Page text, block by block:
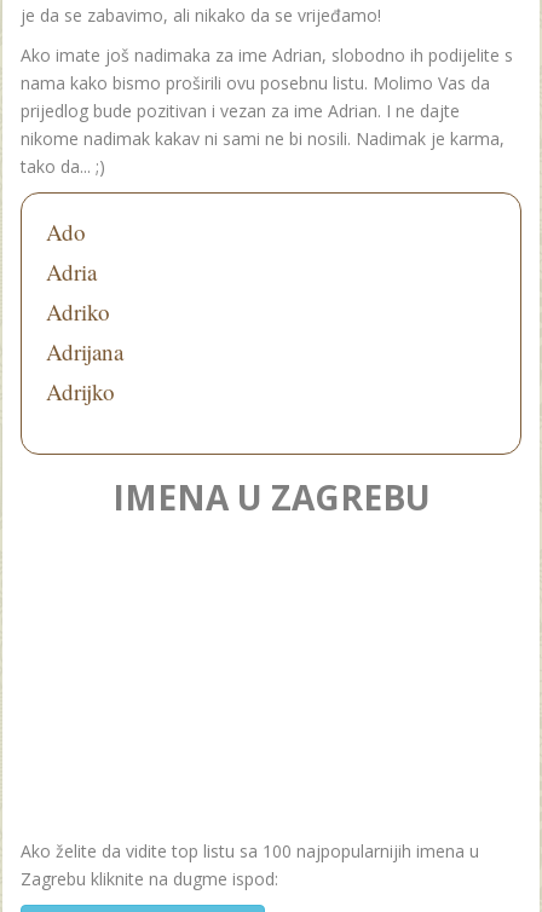
je da se zabavimo, ali nikako da se vrijeđamo!
Ako imate još nadimaka za ime Adrian, slobodno ih podijelite s
nama kako bismo proširili ovu posebnu listu. Molimo Vas da
prijedlog bude pozitivan i vezan za ime Adrian. I ne dajte
nikome nadimak kakav ni sami ne bi nosili. Nadimak je karma,
tako da... ;)
Ado
Adria
Adriko
Adrijana
Adrijko
IMENA U ZAGREBU
Ako želite da vidite top listu sa 100 najpopularnijih imena u
Zagrebu kliknite na dugme ispod: